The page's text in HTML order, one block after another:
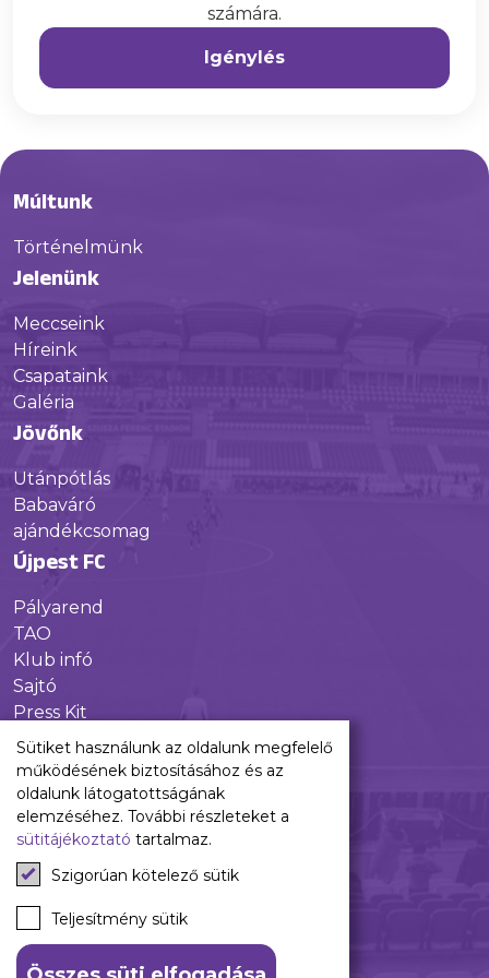
számára.
Igénylés
Múltunk
Történelmünk
Jelenünk
Meccseink
Híreink
Csapataink
Galéria
Jövőnk
Utánpótlás
Babaváró
ajándékcsomag
Újpest FC
Pályarend
TAO
Klub infó
Sajtó
Press Kit
Újpest FC Shop
Digitális felületeink
Facebook
Instagram
Tiktok
Youtube
Spotify
Sütiket használunk az oldalunk megfelelő
működésének biztosításához és az
oldalunk látogatottságának
elemzéséhez. További részleteket a
sütitájékoztató tartalmaz.
Szigorúan kötelező sütik
Teljesítmény sütik